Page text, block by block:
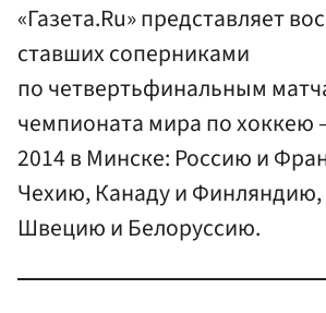
«Газета.Ru» представляет
ставших соперниками
по четвертьфинальным
чемпионата мира по хоккею
2014 в Минске: Россию и
Чехию, Канаду и Финляндию,
Швецию и Белоруссию.